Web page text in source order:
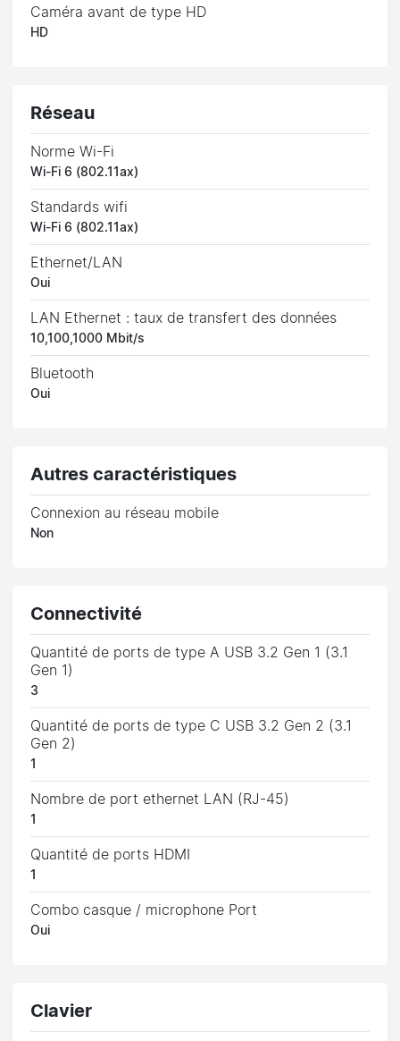
Caméra avant de type HD
HD
Réseau
Norme Wi-Fi
Wi-Fi 6 (802.11ax)
Standards wifi
Wi-Fi 6 (802.11ax)
Ethernet/LAN
Oui
LAN Ethernet : taux de transfert des données
10,100,1000 Mbit/s
Bluetooth
Oui
Autres caractéristiques
Connexion au réseau mobile
Non
Connectivité
Quantité de ports de type A USB 3.2 Gen 1 (3.1
Gen 1)
3
Quantité de ports de type C USB 3.2 Gen 2 (3.1
Gen 2)
1
Nombre de port ethernet LAN (RJ-45)
1
Quantité de ports HDMI
1
Combo casque / microphone Port
Oui
Clavier